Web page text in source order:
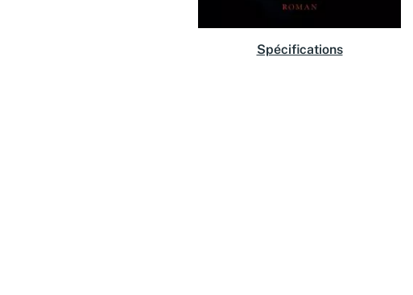
Spécifications